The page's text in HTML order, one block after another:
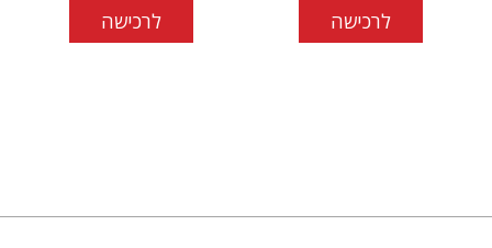
לרכישה לרכישה